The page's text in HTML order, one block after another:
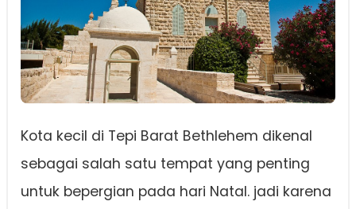
Kota kecil di Tepi Barat Bethlehem dikenal
sebagai salah satu tempat yang penting
untuk bepergian pada hari Natal. jadi karena